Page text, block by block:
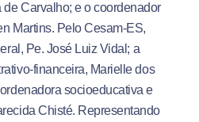
Carvalho; e o coordenador
Martins. Pelo Cesam-ES,
Pe. José Luiz Vidal; a
financeira, Marielle dos
socioeducativa e
Chisté. Representando